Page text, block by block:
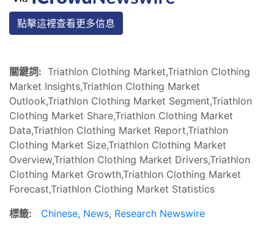
點擊這裡查看更多信息
關鍵詞: Triathlon Clothing Market,Triathlon Clothing
Market Insights,Triathlon Clothing Market
Outlook,Triathlon Clothing Market Segment,Triathlon
Clothing Market Share,Triathlon Clothing Market
Data,Triathlon Clothing Market Report,Triathlon
Clothing Market Size,Triathlon Clothing Market
Overview,Triathlon Clothing Market Drivers,Triathlon
Clothing Market Growth,Triathlon Clothing Market
Forecast,Triathlon Clothing Market Statistics
標籤:
Chinese, News, Research Newswire